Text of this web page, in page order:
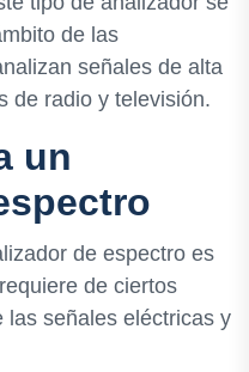
de las
señales de alta
de radio y televisión.
un
de espectro es
de ciertos
las señales eléctricas y